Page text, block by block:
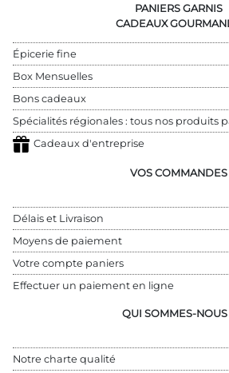
PANIERS GARNIS
CADEAUX
Épicerie fine
Box Mensuelles
Bons cadeaux
Spécialités régionales : tous nos produits
Cadeaux d'entreprise
VOS COMMANDES
Délais et Livraison
Moyens de paiement
Votre compte paniers
Effectuer un paiement en ligne
QUI SOMMES-NOUS
Notre charte qualité